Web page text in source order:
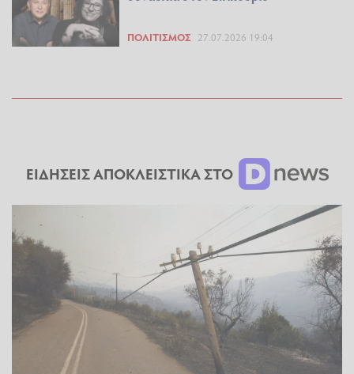
ΠΟΛΙΤΙΣΜΌΣ 27.07.2026 19:04
ΕΙΔΗΣΕΙΣ ΑΠΟΚΛΕΙΣΤΙΚΑ ΣΤΟ